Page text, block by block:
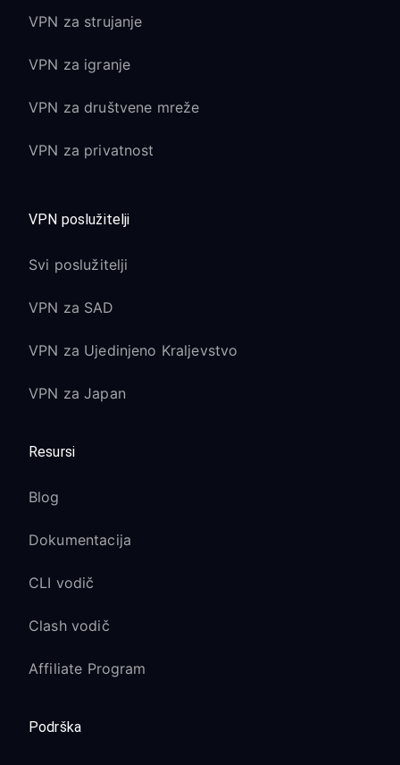
VPN za strujanje
VPN za igranje
VPN za društvene mreže
VPN za privatnost
VPN poslužitelji
Svi poslužitelji
VPN za SAD
VPN za Ujedinjeno Kraljevstvo
VPN za Japan
Resursi
Blog
Dokumentacija
CLI vodič
Clash vodič
Affiliate Program
Podrška